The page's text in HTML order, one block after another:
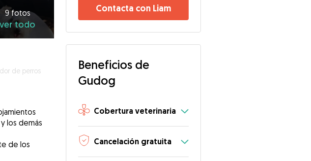
9 fotos
ver todo
de perros
los demás
de los
Contacta con Liam
Beneficios de
Gudog
Cobertura veterinaria
Cancelación gratuita